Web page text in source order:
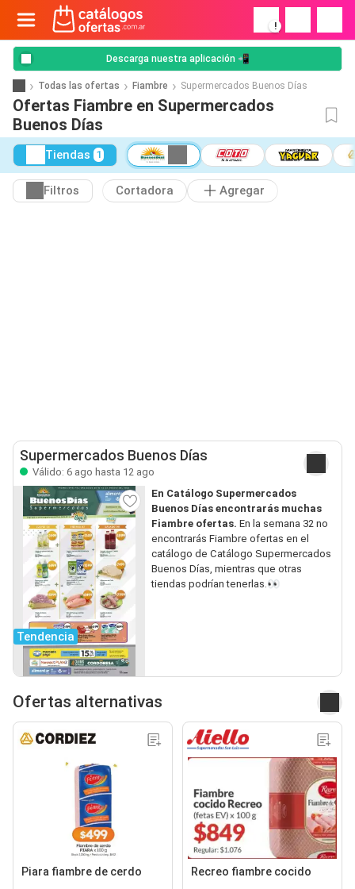
!
Descarga nuestra aplicación 📲
Todas las ofertas Fiambre Supermercados Buenos Días
Ofertas Fiambre en Supermercados
Buenos Días
Tiendas 1
Filtros Cortadora Agregar
Supermercados Buenos Días
Válido: 6 ago hasta 12 ago
Tendencia
En Catálogo Supermercados
Buenos Días encontrarás muchas
Fiambre ofertas. En la semana 32 no
encontrarás Fiambre ofertas en el
catálogo de Catálogo Supermercados
Buenos Días, mientras que otras
tiendas podrían tenerlas.👀
Ofertas alternativas
Piara fiambre de cerdo Recreo fiambre cocido